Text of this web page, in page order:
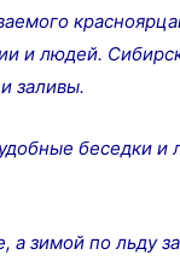
и людей.
заливы.
беседки и
а зимой по льду